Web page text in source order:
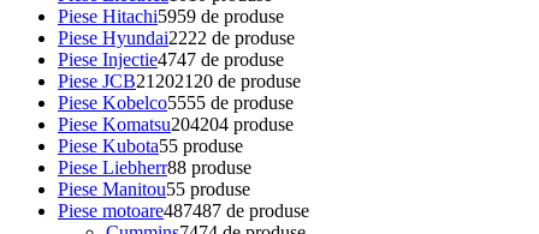
Piese Hitachi5959 de produse
Piese Hyundai2222 de produse
Piese Injectie4747 de produse
Piese JCB21202120 de produse
Piese Kobelco5555 de produse
Piese Komatsu204204 produse
Piese Kubota55 produse
Piese Liebherr88 produse
Piese Manitou55 produse
Piese motoare487487 de produse